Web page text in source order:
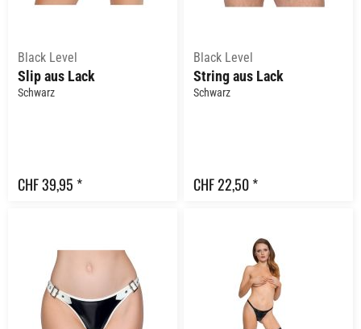
Black Level
Slip aus Lack
Schwarz
CHF 39,95 *
Black Level
String aus Lack
Schwarz
CHF 22,50 *